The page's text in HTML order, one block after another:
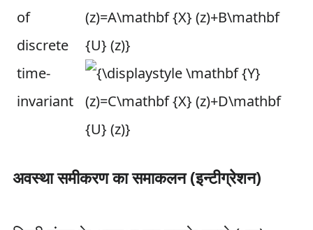
of
discrete
time-
invariant
अवस्था समीकरण का समाकलन (इन्टीग्रेशन)